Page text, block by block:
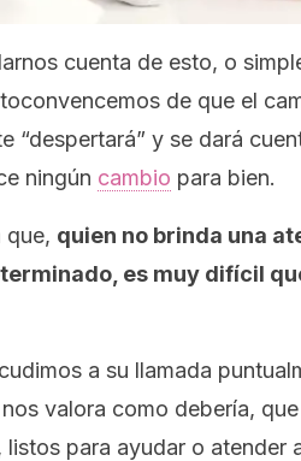
cuenta de esto, o
de que el
“despertará” y se dará
ningún cambio para bien.
que, quien no brinda una
es muy difícil
a su llamada
valora como debería,
para ayudar o atender